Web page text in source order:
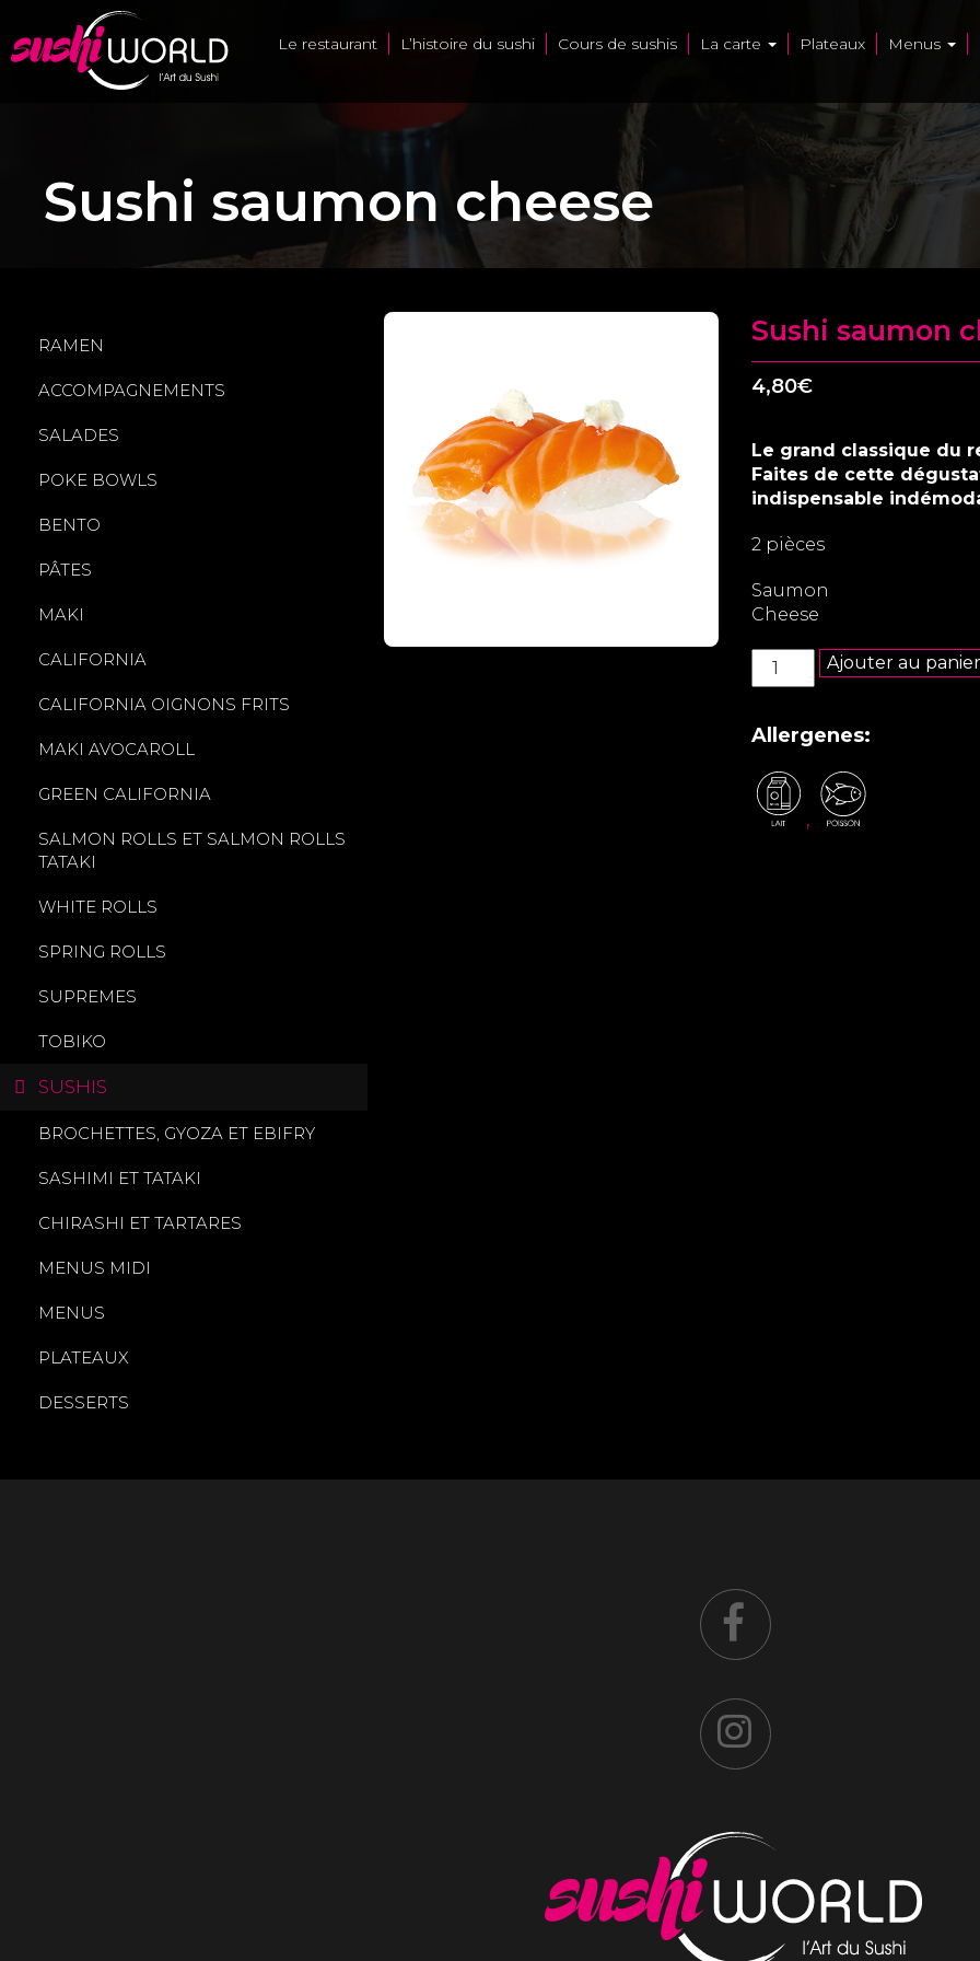
Le restaurant L’histoire du sushi Cours de sushis La carte Plateaux Menus
Sushi saumon cheese
RAMEN
ACCOMPAGNEMENTS
SALADES
POKE BOWLS
BENTO
PÂTES
MAKI
CALIFORNIA
CALIFORNIA OIGNONS FRITS
MAKI AVOCAROLL
GREEN CALIFORNIA
SALMON ROLLS ET SALMON ROLLS
TATAKI
WHITE ROLLS
SPRING ROLLS
SUPREMES
TOBIKO
SUSHIS
BROCHETTES, GYOZA ET EBIFRY
SASHIMI ET TATAKI
CHIRASHI ET TARTARES
MENUS MIDI
MENUS
PLATEAUX
DESSERTS
Sushi saumon
4,80€
Le grand classique du
Faites de cette
indispensable
2 pièces
Saumon
Cheese
quantité
de
saumon
Ajouter au panier
Allergenes:
,